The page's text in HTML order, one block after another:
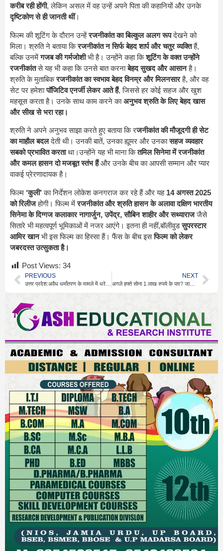
करीब रही होंगी, लेकिन असल में वह उन्हें अपने पिता की कहानियों और उनके
दृष्टिकोण से ही जानती थीं।
फिल्म की शूटिंग के दौरान उन्हेंरजनीकांत का बिल्कुल अलग रूपदेखने को
मिला। श्रुति ने बताया किरजनीकांत न सिर्फ बेहद शार्प और चतुर व्यक्तिहैं,
बल्कि उनमेंगजब की गर्मजोशीभी है। उन्होंने कहा किशूटिंग के वक्त उन्होंने
रजनीकांतसे यह भी कहा कि उनसे बात करनाबेहद सुखद और आसानहै।
श्रुति के मुताबिकरजनीकांत का स्वभाव बेहद विनम्र और मिलनसारहै, और वह
सेट पर हमेशापॉजिटिव एनर्जी लेकर आते हैं, जिससे हर कोई सहज और खुश
महसूस करता है। उनके साथ काम करने काअनुभव श्रुति के लिए बेहद खास
और सीख से भरा रहा।
श्रुति ने अपने अनुभव साझा करते हुए बताया कि रजनीकांत की मौजूदगी ही सेट
का माहौल बदलदेती थी। उनकी बातें, उनका ह्यूमर और उनकासहज व्यवहार
सबको प्रभावित करताथा।उन्होंने यह भी माना कितमिल सिनेमा में रजनीकांत
और कमल हासन दो मजबूत स्तंभ हैंऔर उनके बीच का आपसी सम्मान और प्यार
वाकई प्रेरणादायक है।
फिल्म ‘कुली’का निर्देशन लोकेश कनगराज कर रहे हैं और यह14 अगस्त 2025
को रिलीजहोगी। फिल्म मेंरजनीकांत और श्रुति हासन के अलावा दक्षिण भारतीय
सिनेमा के दिग्गज कलाकार नागार्जुन, उपेंद्र, सौबिन शाहीर और सथ्याराजजैसे
सितारे भी महत्वपूर्ण भूमिकाओं में नजर आएंगे। इतना ही नहीं,बॉलीवुडसुपरस्टार
आमिर खानभी इस फिल्म का हिस्सा हैं। फैंस के बीच इसफिल्म को लेकर
जबरदस्त उत्सुकता है।
Post Views: 34
PREVIOUS NEXT
अगले हफ्ते सोना 1 लाख रुपये के पार? जानिए कीमतों में तेजी की बड़ी वजहें